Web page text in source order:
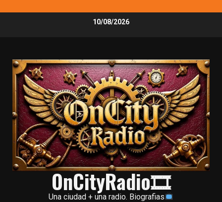
10/08/2026
OnCityRadio🎞
Una ciudad + una radio. Biografias